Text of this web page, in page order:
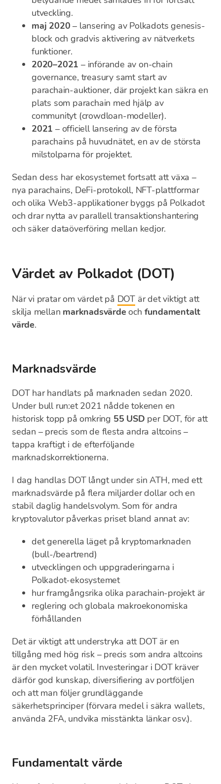
utveckling.
maj 2020 – lansering av Polkadots genesis-
block och gradvis aktivering av nätverkets
funktioner.
2020–2021 – införande av on-chain
governance, treasury samt start av
parachain-auktioner, där projekt kan säkra en
plats som parachain med hjälp av
communityt (crowdloan-modeller).
2021 – officiell lansering av de första
parachains på huvudnätet, en av de största
milstolparna för projektet.
Sedan dess har ekosystemet fortsatt att växa –
nya parachains, DeFi-protokoll, NFT-plattformar
och olika Web3-applikationer byggs på Polkadot
och drar nytta av parallell transaktionshantering
och säker dataöverföring mellan kedjor.
Värdet av Polkadot (DOT)
När vi pratar om värdet på DOT är det viktigt att
skilja mellan marknadsvärde och fundamentalt
värde.
Marknadsvärde
DOT har handlats på marknaden sedan 2020.
Under bull run:et 2021 nådde tokenen en
historisk topp på omkring 55 USD per DOT, för att
sedan – precis som de flesta andra altcoins –
tappa kraftigt i de efterföljande
marknadskorrektionerna.
I dag handlas DOT långt under sin ATH, med ett
marknadsvärde på flera miljarder dollar och en
stabil daglig handelsvolym. Som för andra
kryptovalutor påverkas priset bland annat av:
det generella läget på kryptomarknaden
(bull-/beartrend)
utvecklingen och uppgraderingarna i
Polkadot-ekosystemet
hur framgångsrika olika parachain-projekt är
reglering och globala makroekonomiska
förhållanden
Det är viktigt att understryka att DOT är en
tillgång med hög risk – precis som andra altcoins
är den mycket volatil. Investeringar i DOT kräver
därför god kunskap, diversifiering av portföljen
och att man följer grundläggande
säkerhetsprinciper (förvara medel i säkra wallets,
använda 2FA, undvika misstänkta länkar osv.).
Fundamentalt värde